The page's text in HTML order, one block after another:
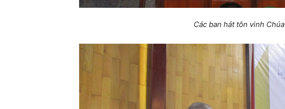
Các ban hát tôn vinh Chúa